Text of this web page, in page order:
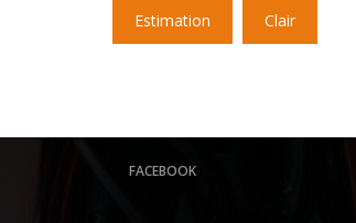
Estimation Clair
FACEBOOK